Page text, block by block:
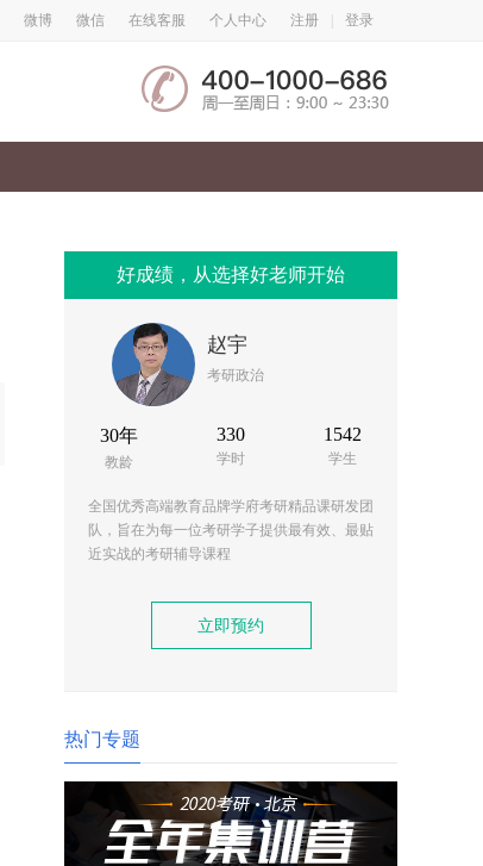
微博 微信 在线客服 个人中心 注册 登录
好成绩，从选择好老师开始
赵宇
考研政治
30年
教龄
330
学时
1542
学生
全国优秀高端教育品牌学府考研精品课研发团
队，旨在为每一位考研学子提供最有效、最贴
近实战的考研辅导课程
立即预约
热门专题
(付海悦)2021考研英语
2021考研政治基础入门
导学
2021考研政治基础入门体
验班